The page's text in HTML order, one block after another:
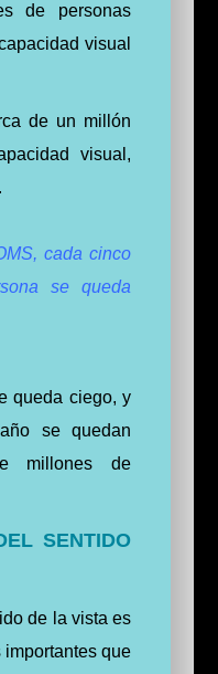
de personas
visual
de un millón
visual,
cada cinco
se queda
queda ciego, y
se quedan
millones de
SENTIDO
de la vista es
importantes que